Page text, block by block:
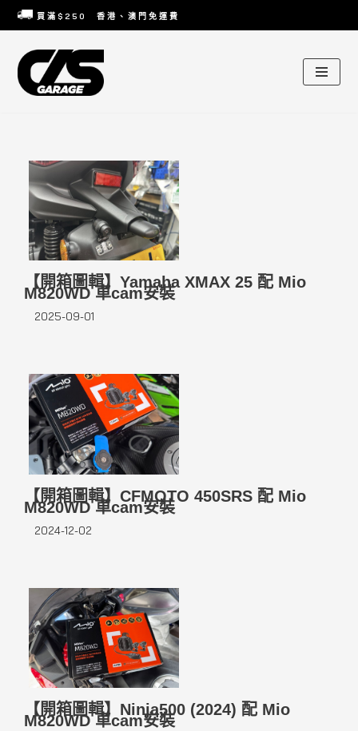
to
content
買滿$250 香港、澳門免運費
【開箱圖輯】Yamaha XMAX 25 配 Mio
M820WD 車cam安裝
2025-09-01
【開箱圖輯】CFMOTO 450SRS 配 Mio
M820WD 車cam安裝
2024-12-02
【開箱圖輯】Ninja500 (2024) 配 Mio
M820WD 車cam安裝